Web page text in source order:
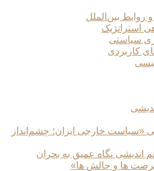
بین‌الملل
استراتژیک
سیاستی
کاربردی
«سیاست خارجی ایران؛ چشم‌انداز
اندیشی نگاه عمیق به بحران
فرصت ها و چالش ها»